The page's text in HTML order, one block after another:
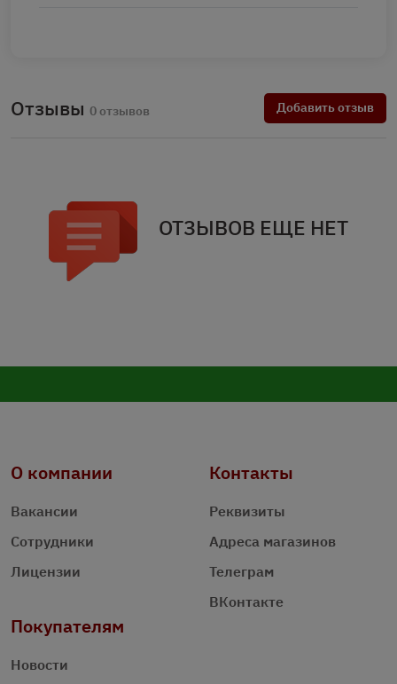
Отзывы 0 отзывов Добавить отзыв
ОТЗЫВОВ ЕЩЕ НЕТ
О компании
Вакансии
Сотрудники
Лицензии
Контакты
Реквизиты
Адреса магазинов
Телеграм
ВКонтакте
Покупателям
Новости